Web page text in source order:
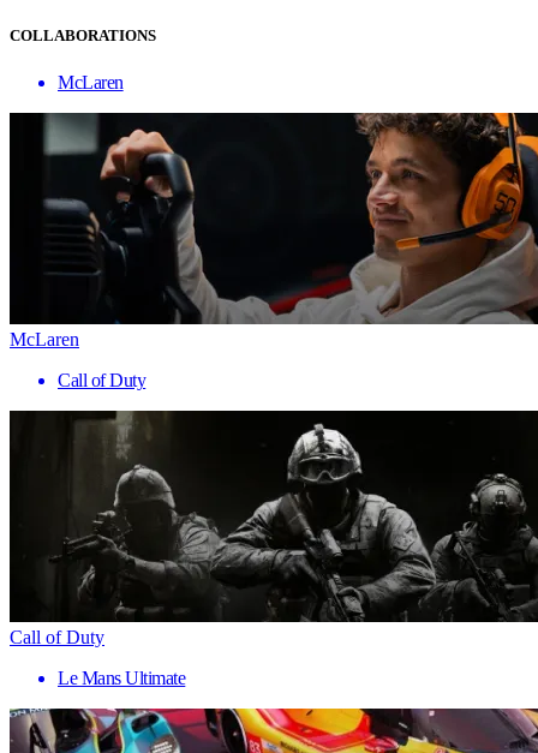
COLLABORATIONS
McLaren
McLaren
Call of Duty
Call of Duty
Le Mans Ultimate